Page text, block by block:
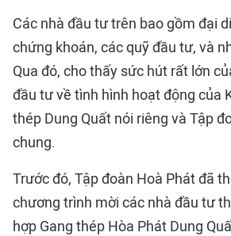
Các nhà đầu tư trên bao gồm đại
chứng khoán, các quỹ đầu tư, và
Qua đó, cho thấy sức hút rất lớn
đầu tư về tình hình hoạt động của
thép Dung Quất nói riêng và Tập
chung.
Trước đó, Tập đoàn Hoà Phát đã
chương trình mời các nhà đầu tư
hợp Gang thép Hòa Phát Dung